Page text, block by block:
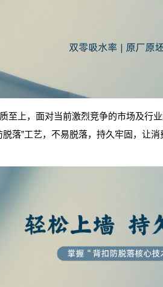
上，面对当前激烈竞争的市场及行
落”工艺，不易脱落，持久牢固，让消